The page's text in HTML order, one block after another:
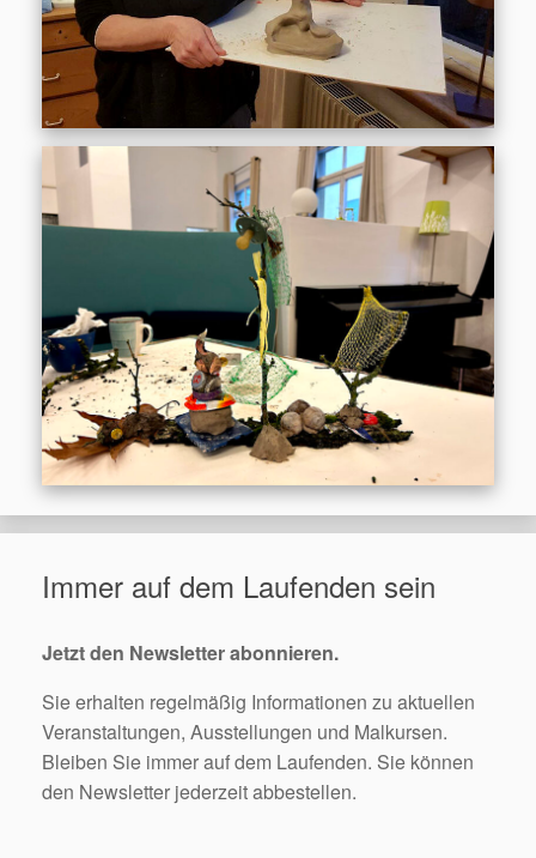
Immer auf dem Laufenden sein
Jetzt den Newsletter abonnieren.
Sie erhalten regelmäßig Informationen zu aktuellen
Veranstaltungen, Ausstellungen und Malkursen.
Bleiben Sie immer auf dem Laufenden. Sie können
den Newsletter jederzeit abbestellen.